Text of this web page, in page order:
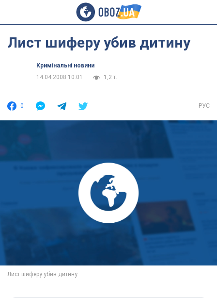
Лист шиферу убив дитину
Кримінальні новини
14.04.2008 10:01
1,2 т.
0 РУС